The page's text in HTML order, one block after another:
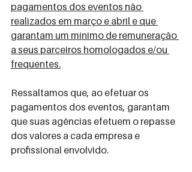
pagamentos dos eventos não
realizados em março e abril e que
garantam um mínimo de remuneração
a seus parceiros homologados e/ou
frequentes.
Ressaltamos que, ao efetuar os
pagamentos dos eventos, garantam
que suas agências efetuem o repasse
dos valores a cada empresa e
profissional envolvido.